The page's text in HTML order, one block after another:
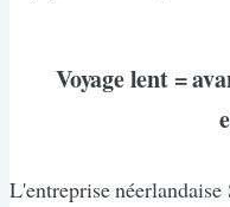
Voyage lent =
L'entreprise